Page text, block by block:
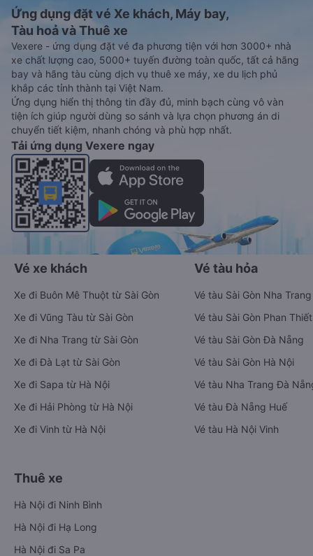
Ứng dụng đặt vé Xe khách, Máy bay,
Tàu hoả và Thuê xe
Vexere - ứng dụng đặt vé đa phương tiện với hơn 3000+ nhà
xe chất lượng cao, 5000+ tuyến đường toàn quốc, tất cả hãng
bay và hãng tàu cùng dịch vụ thuê xe máy, xe du lịch phủ
khắp các tỉnh thành tại Việt Nam.
Ứng dụng hiển thị thông tin đầy đủ, minh bạch cùng vô vàn
tiện ích giúp người dùng so sánh và lựa chọn phương án di
chuyển tiết kiệm, nhanh chóng và phù hợp nhất.
Tải ứng dụng Vexere ngay
Vé xe khách
Xe đi Buôn Mê Thuột từ Sài Gòn
Xe đi Vũng Tàu từ Sài Gòn
Xe đi Nha Trang từ Sài Gòn
Xe đi Đà Lạt từ Sài Gòn
Xe đi Sapa từ Hà Nội
Xe đi Hải Phòng từ Hà Nội
Xe đi Vinh từ Hà Nội
Vé tàu hỏa
Vé tàu Sài Gòn Nha Trang
Vé tàu Sài Gòn Phan Thiết
Vé tàu Sài Gòn Đà Nẵng
Vé tàu Sài Gòn Hà Nội
Vé tàu Nha Trang Đà
Vé tàu Đà Nẵng Huế
Vé tàu Hà Nội Vinh
Thuê xe
Hà Nội đi Ninh Bình
Hà Nội đi Hạ Long
Hà Nội đi Sa Pa